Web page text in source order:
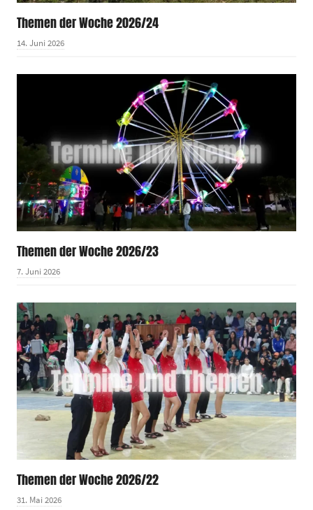
Themen der Woche 2026/24
14. Juni 2026
Themen der Woche 2026/23
7. Juni 2026
Themen der Woche 2026/22
31. Mai 2026